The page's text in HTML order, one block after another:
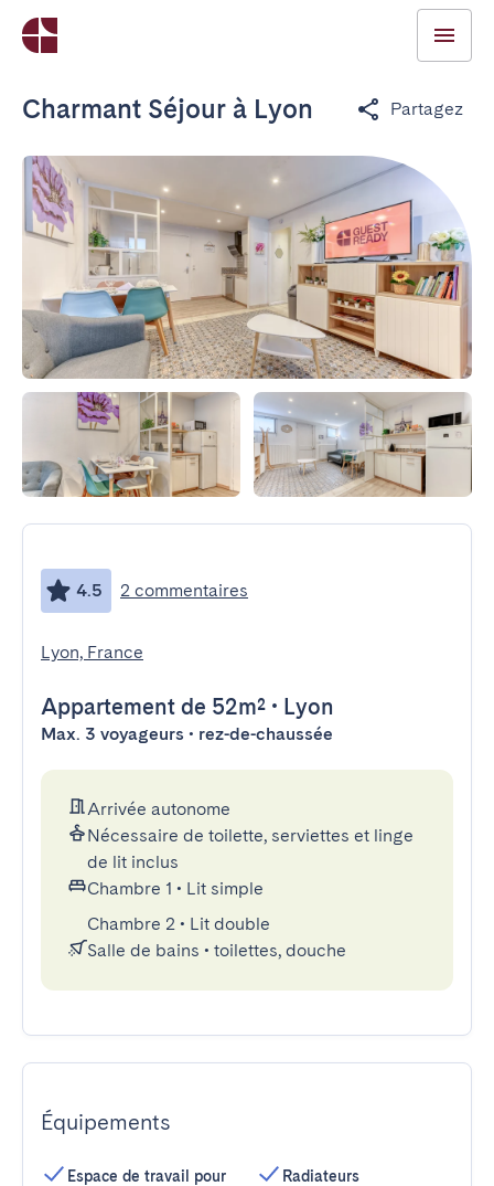
Charmant Séjour à Lyon Partagez
4.5 2 commentaires
Lyon, France
Appartement de 52m² • Lyon
Max. 3 voyageurs • rez-de-chaussée
Arrivée autonome
Nécessaire de toilette, serviettes et linge
de lit inclus
Chambre 1 • Lit simple
Chambre 2 • Lit double
Salle de bains • toilettes, douche
Équipements
Espace de travail pour
Radiateurs